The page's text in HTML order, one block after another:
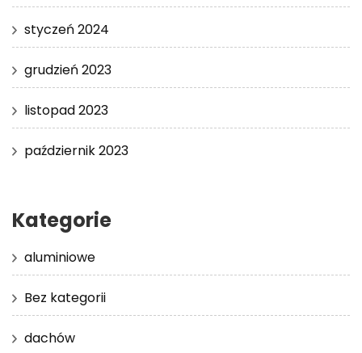
styczeń 2024
grudzień 2023
listopad 2023
październik 2023
Kategorie
aluminiowe
Bez kategorii
dachów